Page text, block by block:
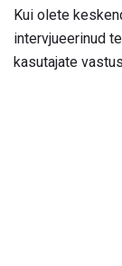
Kui olete
intervjueerinud
kasutajate